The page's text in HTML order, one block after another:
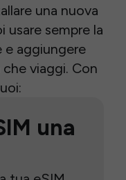
una nuova
usare sempre la
e aggiungere
viaggi. Con
una